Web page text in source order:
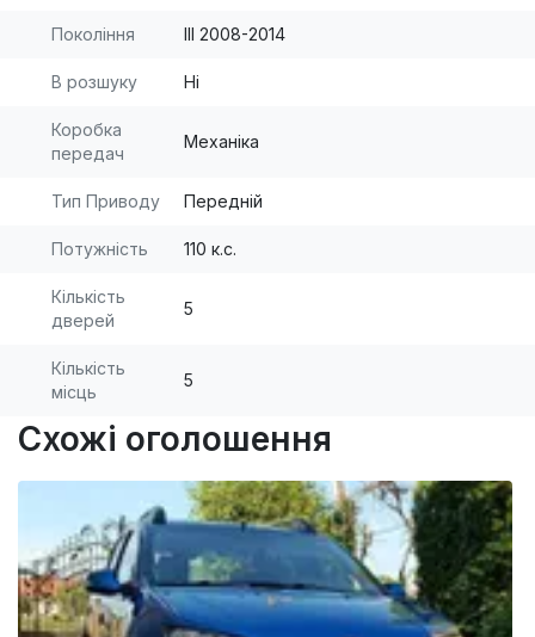
Покоління III 2008-2014
В розшуку Ні
Коробка
передач
Механіка
Тип Приводу Передній
Потужність 110 к.с.
Кількість
дверей
5
Кількість
місць
5
Схожі оголошення